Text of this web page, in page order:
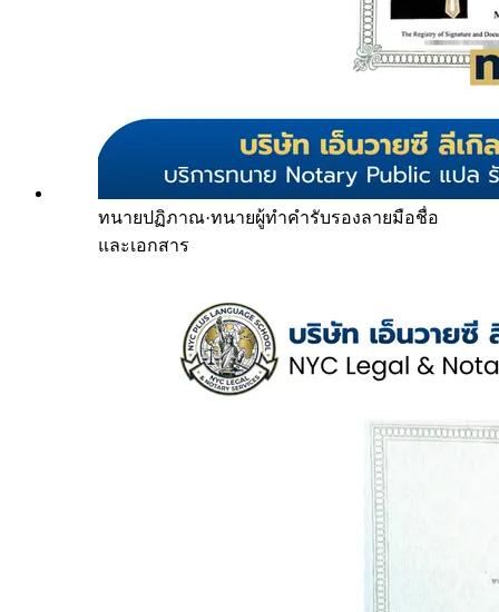
ทนายปฏิภาณ·ทนายผู้ทำคำรับรองลายมือชื่อ
และเอกสาร